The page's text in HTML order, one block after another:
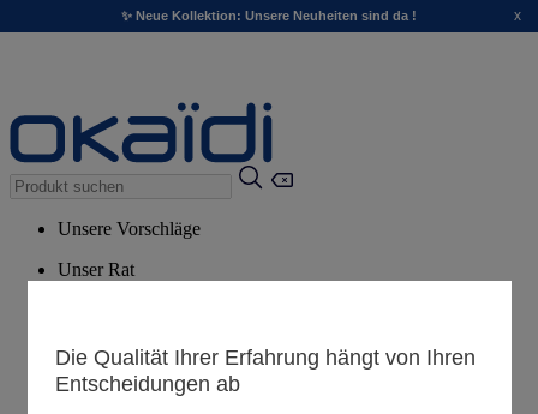
✨ Neue Kollektion: Unsere Neuheiten sind da ! x
Unsere Vorschläge
Unser Rat
Die Qualität Ihrer Erfahrung hängt von Ihren
Entscheidungen ab